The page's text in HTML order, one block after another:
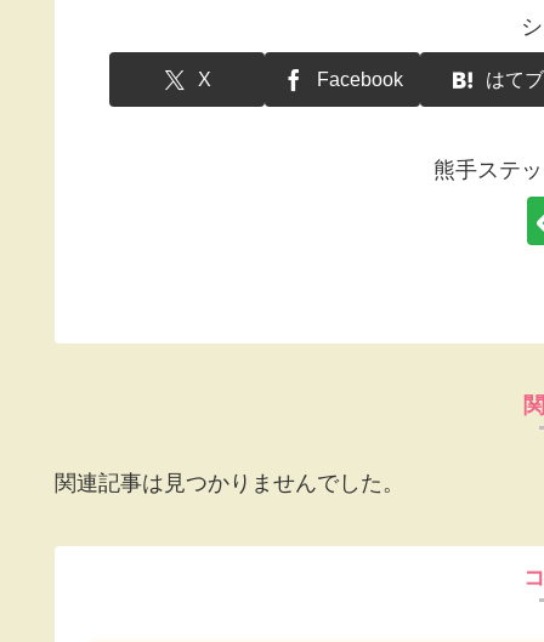
X Facebook はてブ
熊手ステ
関連記事は見つかりませんでした。